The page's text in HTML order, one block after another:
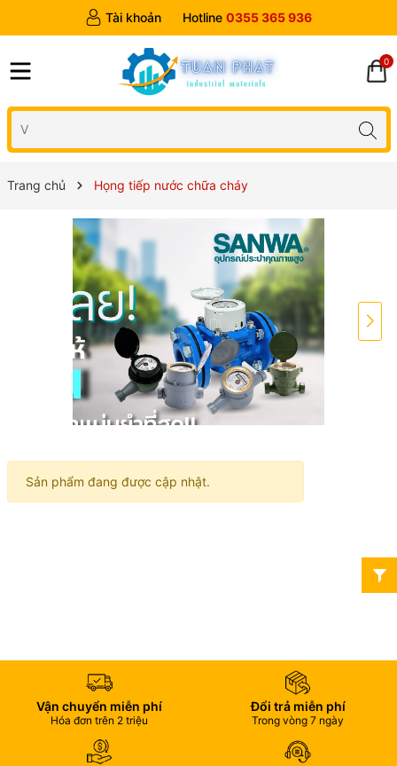
Tài khoản Hotline 0355 365 936
0
Trang chủ Họng tiếp nước chữa cháy
Sản phẩm đang được cập nhật.
Vận chuyển miễn phí
Hóa đơn trên 2 triệu
Đổi trả miễn phí
Trong vòng 7 ngày